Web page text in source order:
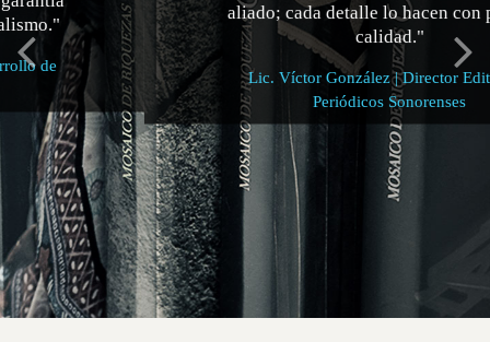
aliado; cada detalle lo hacen con pasión y
calidad."
Lic. Víctor González | Director Editorial ·
Periódicos Sonorenses